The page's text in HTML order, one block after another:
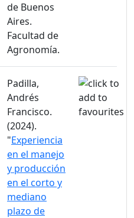
de Buenos
Aires.
Facultad de
Agronomía.
Padilla,
Andrés
Francisco.
(2024).
"Experiencia
en el manejo
y producción
en el corto y
mediano
plazo de